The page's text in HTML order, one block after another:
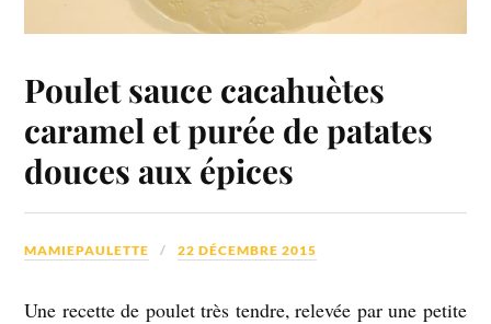
Poulet sauce cacahuètes
caramel et purée de patates
douces aux épices
MAMIEPAULETTE 22 DÉCEMBRE 2015
Une recette de poulet très tendre, relevée par une petite